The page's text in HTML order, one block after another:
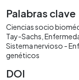
Palabras clave
Ciencias socio
Tay-Sachs
Sistema nervioso -
genéticos
DOI